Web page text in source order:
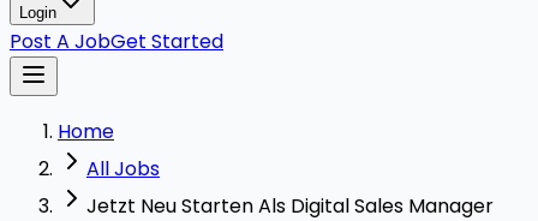
Login
Post A JobGet Started
Home
All Jobs
Jetzt Neu Starten Als Digital Sales Manager